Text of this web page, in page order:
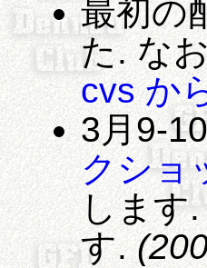
最初の
た. な
cvs か
3月9-
クショ
します
す.